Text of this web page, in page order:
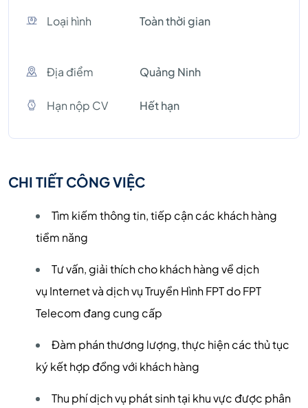
Loại hình Toàn thời gian
Địa điểm Quảng Ninh
Hạn nộp CV Hết hạn
CHI TIẾT CÔNG VIỆC
Tìm kiếm thông tin, tiếp cận các khách hàng
tiềm năng
Tư vấn, giải thích cho khách hàng về dịch
vụ Internet và dịch vụ Truyền Hình FPT do FPT
Telecom đang cung cấp
Đàm phán thương lượng, thực hiện các thủ tục
ký kết hợp đồng với khách hàng
Thu phí dịch vụ phát sinh tại khu vực được phân